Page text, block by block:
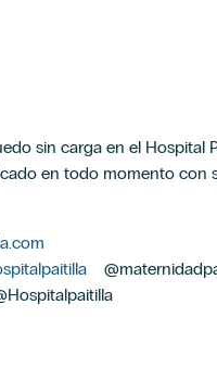
sin carga en el
en todo momento con